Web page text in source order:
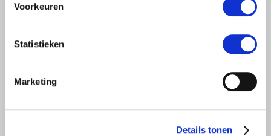
Voorkeuren
Statistieken
Marketing
Details tonen
Abonneren via e-mail